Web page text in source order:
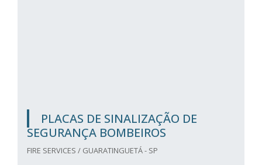
PLACAS DE SINALIZAÇÃO DE
SEGURANÇA BOMBEIROS
FIRE SERVICES / GUARATINGUETÁ - SP